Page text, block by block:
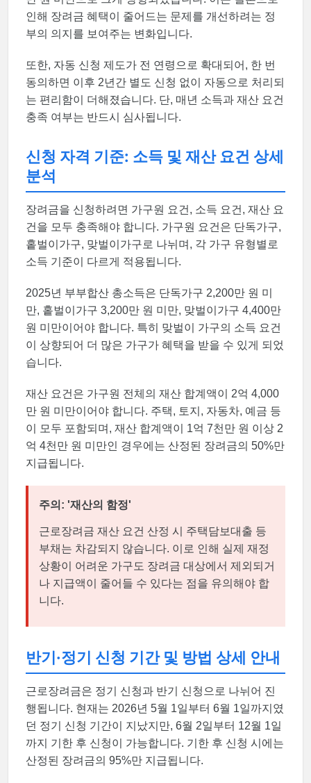
인해 장려금 혜택이 줄어드는 문제를 개선하려는 정
부의 의지를 보여주는 변화입니다.
또한, 자동 신청 제도가 전 연령으로 확대되어, 한 번
동의하면 이후 2년간 별도 신청 없이 자동으로 처리되
는 편리함이 더해졌습니다. 단, 매년 소득과 재산 요건
충족 여부는 반드시 심사됩니다.
신청 자격 기준: 소득 및 재산 요건 상세
분석
장려금을 신청하려면 가구원 요건, 소득 요건, 재산 요
건을 모두 충족해야 합니다. 가구원 요건은 단독가구,
홑벌이가구, 맞벌이가구로 나뉘며, 각 가구 유형별로
소득 기준이 다르게 적용됩니다.
2025년 부부합산 총소득은 단독가구 2,200만 원 미
만, 홑벌이가구 3,200만 원 미만, 맞벌이가구 4,400만
원 미만이어야 합니다. 특히 맞벌이 가구의 소득 요건
이 상향되어 더 많은 가구가 혜택을 받을 수 있게 되었
습니다.
재산 요건은 가구원 전체의 재산 합계액이 2억 4,000
만 원 미만이어야 합니다. 주택, 토지, 자동차, 예금 등
이 모두 포함되며, 재산 합계액이 1억 7천만 원 이상 2
억 4천만 원 미만인 경우에는 산정된 장려금의 50%만
지급됩니다.
주의: '재산의 함정'
근로장려금 재산 요건 산정 시 주택담보대출 등
부채는 차감되지 않습니다. 이로 인해 실제 재정
상황이 어려운 가구도 장려금 대상에서 제외되거
나 지급액이 줄어들 수 있다는 점을 유의해야 합
니다.
반기·정기 신청 기간 및 방법 상세 안내
근로장려금은 정기 신청과 반기 신청으로 나뉘어 진
행됩니다. 현재는 2026년 5월 1일부터 6월 1일까지였
던 정기 신청 기간이 지났지만, 6월 2일부터 12월 1일
까지 기한 후 신청이 가능합니다. 기한 후 신청 시에는
산정된 장려금의 95%만 지급됩니다.